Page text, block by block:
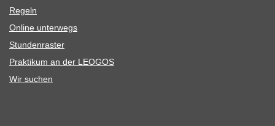
Regeln
Online unter­wegs
Stun­den­ras­ter
Prak­ti­kum an der LEOGOS
Wir suchen